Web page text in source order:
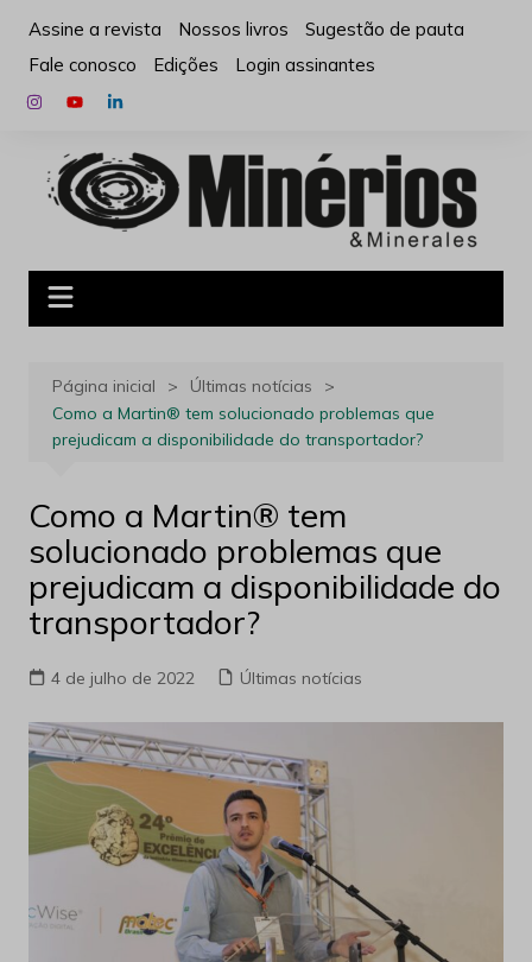
para
conteúdo
Assine a revista Nossos livros
Sugestão de pauta
Fale conosco
Edições Login assinantes
Página inicial
Últimas notícias
Como a Martin® tem solucionado problemas que
prejudicam a disponibilidade do transportador?
Como a Martin® tem
solucionado problemas que
prejudicam a disponibilidade do
transportador?
4 de julho de 2022 Últimas notícias